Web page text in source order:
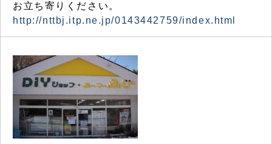
お立ち寄りください。
http://nttbj.itp.ne.jp/0143442759/index.html